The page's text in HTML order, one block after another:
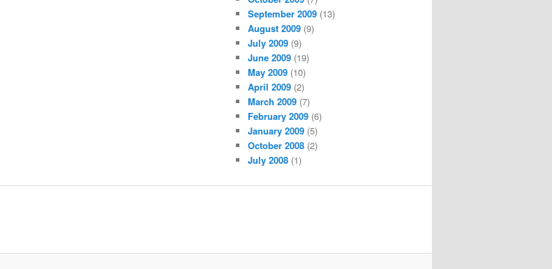
September 2009 (13)
August 2009 (9)
July 2009 (9)
June 2009 (19)
May 2009 (10)
April 2009 (2)
March 2009 (7)
February 2009 (6)
January 2009 (5)
October 2008 (2)
July 2008 (1)